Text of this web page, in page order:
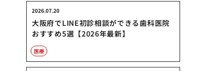
大阪府でLINE初診相談ができる歯科医院
おすすめ5選【2026年最新】
2026.07.20
医療